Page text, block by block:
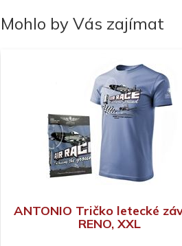
Mohlo by Vás zajímat
ANTONIO Tričko letecké
RENO, XXL